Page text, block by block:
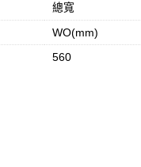
總寬
WO(mm)
560